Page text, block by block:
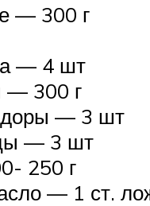
— 300 г
— 4 шт
— 300 г
— 3 шт
— 3 шт
250 г
— 1 ст.